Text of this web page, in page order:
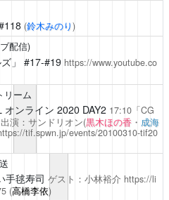
(鈴木みのり)
配信)
」 #17-#19 https://www.youtube.co
リーム
オンライン 2020 DAY2 17:10「CG
演：サンドリオン(黒木ほの香・ 成海
tif.spwn.jp/events/20100310-tif20
手毬寿司 ゲスト：小林裕介 https://li
(高橋李依)